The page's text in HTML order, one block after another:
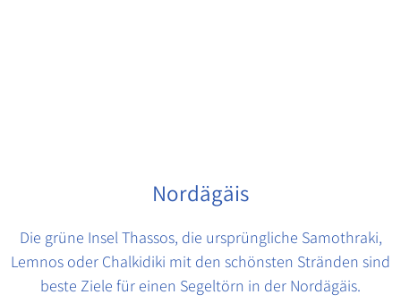
Nordägäis
Die grüne Insel Thassos, die ursprüngliche Samothraki,
Lemnos oder Chalkidiki mit den schönsten Stränden sind
beste Ziele für einen Segeltörn in der Nordägäis.